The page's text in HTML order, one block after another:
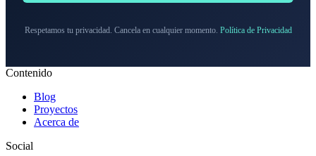
Respetamos tu privacidad. Cancela en cualquier momento. Política de Privacidad
Contenido
Blog
Proyectos
Acerca de
Social